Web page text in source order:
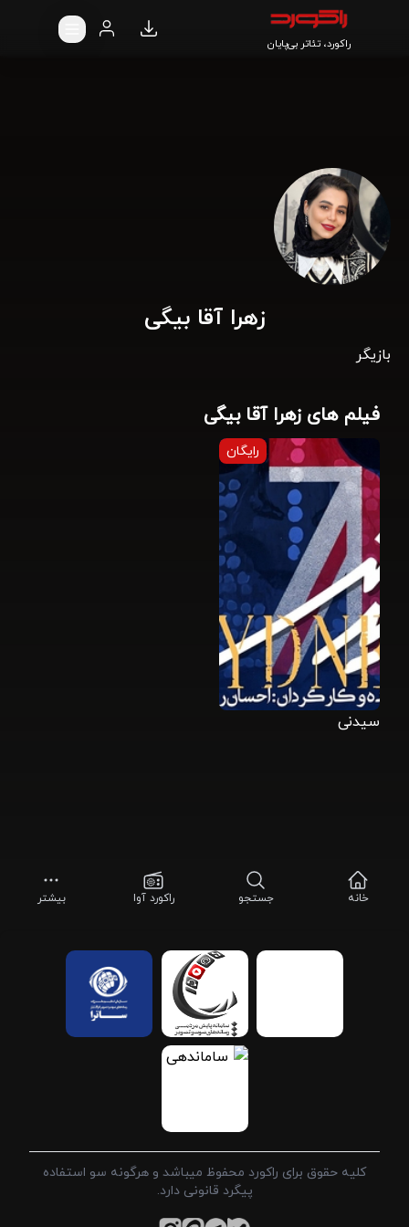
راکورد، تئاتر بی‌پایان
زهرا آقا بیگی
بازیگر
فیلم های زهرا آقا بیگی
رایگان
سیدنی
خانه جستجو راکورد آوا بیشتر
کلیه حقوق برای راکورد محفوظ میباشد و هرگونه سو استفاده
پیگرد قانونی دارد.